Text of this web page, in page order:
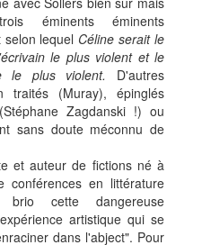
éminents éminents
lequel Céline serait le
le plus violent et le
le plus violent. D'autres
traités (Muray), épinglés
Zagdanski !) ou
sans doute méconnu de
et auteur de fictions né à
conférences en littérature
brio cette dangereuse
artistique qui se
dans l'abject". Pour